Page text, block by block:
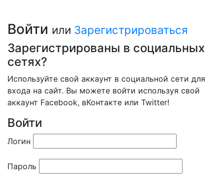
Войти или Зарегистрироваться
Зарегистрированы в социальных
сетях?
Используйте свой аккаунт в социальной сети для
входа на сайт. Вы можете войти используя свой
аккаунт Facebook, вКонтакте или Twitter!
Войти
Логин
Пароль